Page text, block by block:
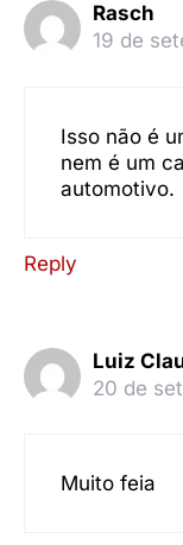
Rasch
19 de
Isso não é
nem é um
automotivo.
Reply
Luiz
20 de
Muito feia